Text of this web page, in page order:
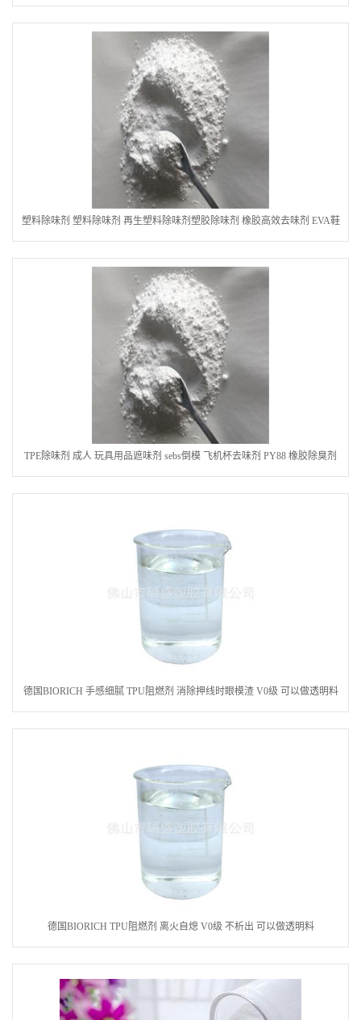
塑料除味剂 塑料除味剂 再生塑料除味剂塑胶除味剂 橡胶高效去味剂 EVA鞋
材消味剂
TPE除味剂 成人 玩具用品遮味剂 sebs倒模 飞机杯去味剂 PY88 橡胶除臭剂
德国BIORICH 手感细腻 TPU阻燃剂 消除押线时眼模渣 V0级 可以做透明料
德国BIORICH TPU阻燃剂 离火自熄 V0级 不析出 可以做透明料